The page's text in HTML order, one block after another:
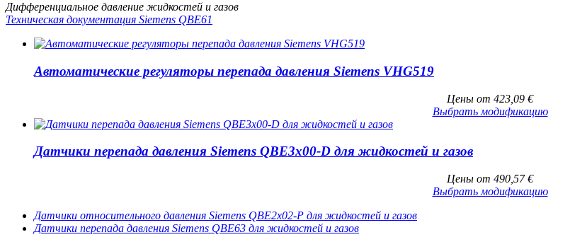
Дифференциальное давление жидкостей и газов
Техническая документация Siemens QBE61
Автоматические регуляторы перепада давления Siemens VHG519
Цены от 423,09 €
Выбрать модификацию
Датчики перепада давления Siemens QBE3x00-D для жидкостей и газов
Цены от 490,57 €
Выбрать модификацию
Датчики относительного давления Siemens QBE2x02-P для жидкостей и газов
Датчики перепада давления Siemens QBE63 для жидкостей и газов